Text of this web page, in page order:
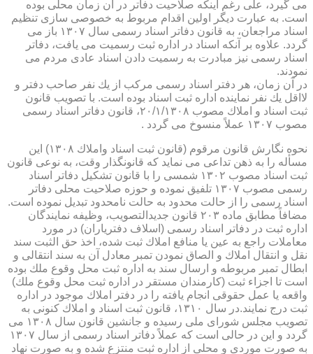
می گیرد، علی رغم اینكه صلاحیت دفاتر در آن زمان محلی بوده
است. به عبارت دیگر اولین اقدام مربوط به خصوصی سازی تنظیم
اسناد مراجعان، به قانون دفاتر اسناد رسمی سال ۱۳۰۷ باز می
گردد. علاوه بر آنكه اسناد در اداره ثبت رسمیت می یافت، دفاتر
اسناد رسمی نیز مبادرت به رسمیت دادن اسناد عادی مردم می
نمودند.
در آن زمان، هر دفتر اسناد رسمی مركب از یك نفر صاحب دفتر و
لااقل یك نفر نماینده اداره ثبت اسناد بوده است. با تصویب قانون
ثبت اسناد و املاك مصوب ۲۰/۱/۱۳۰۸، قانون دفاتر اسناد رسمی
مصوب ۱۳۰۷ عملاً منسوخ می گردد .
نحوه نگارش قانون مرقوم (قانون ثبت اسناد واملاك ۱۳۰۸) این
مسأله را به ذهن تداعی می نماید كه قانونگذار وقت، به نوعی قانون
ثبت اسناد مصوب ۱۳۰۲ شمسی را با قانون تشكیل دفاتر اسناد
رسمی مصوب ۱۳۰۷ تلفیق نموده و حوزه صلاحیت محلی دفاتر
اسناد رسمی را از حالت محدود به حالت نامحدود تبدیل نموده است.
مضافاً مطابق ماده ۲۰۳ قانون جدیدالتصویب، وظیفه نمایندگان
اداره ثبت در دفاتر اسناد رسمی (اسلاف دفتریاران) در مورد
معاملات راجع به عین یا منافع املاك ثبت شده، اخذ حق الثبت سند
نقل و انتقال املاك و الصاق نمودن تمبر معادل آن به سند انتقالی و
ابطال تمبر مربوطه و ارسال سند به اداره ثبت محل وقوع ملك بوده
است تا اجزاء ثبت (كارمندان مستقر در اداره ثبت محل وقوع ملك)
واقعه یا عمل حقوقی انجام یافته را در دفتر املاك موجود در اداره
ثبت درج نمایند.در سال ۱۳۱۰، قانون ثبت اسناد و املاك كنونی به
تصویب مجلس شورای ملی رسیده و جانشین قانون سال ۱۳۰۸ می
گردد و این در حالی است كه عملاً دفاتر اسناد رسمی از سال ۱۳۰۷
به صورت موردی و محلی از اداره ثبت منتزع شده و به صورت نهاد